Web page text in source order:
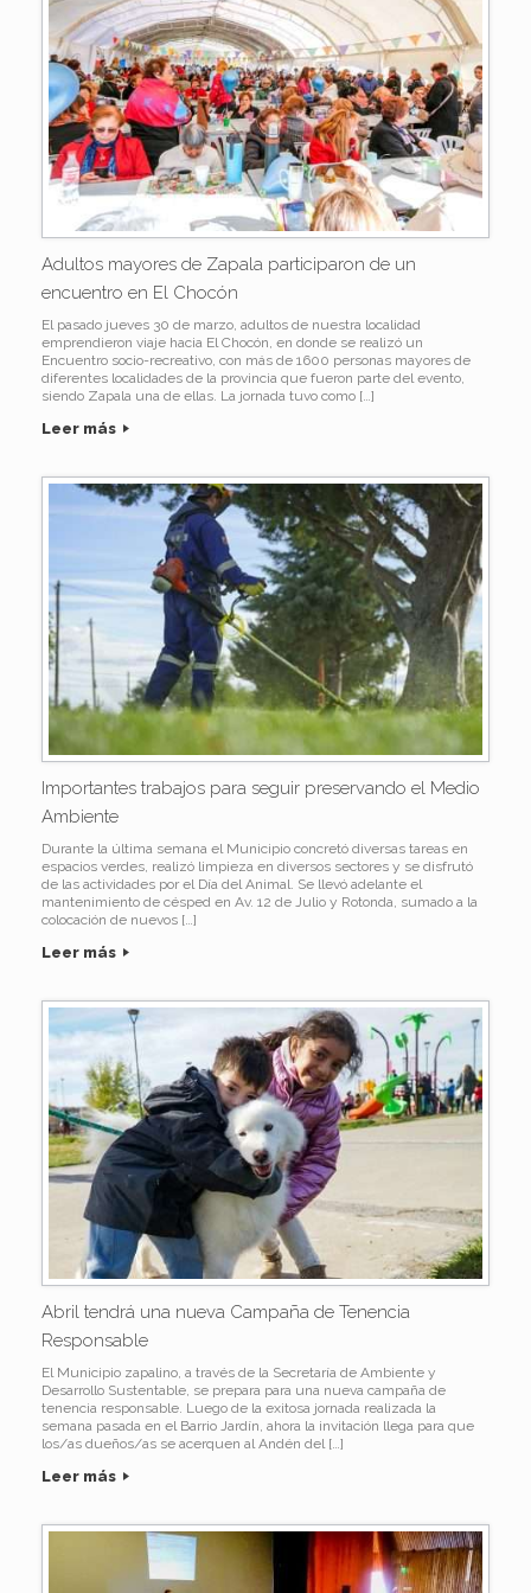
Adultos mayores de Zapala participaron de un
encuentro en El Chocón
El pasado jueves 30 de marzo, adultos de nuestra localidad
emprendieron viaje hacia El Chocón, en donde se realizó un
Encuentro socio-recreativo, con más de 1600 personas mayores de
diferentes localidades de la provincia que fueron parte del evento,
siendo Zapala una de ellas. La jornada tuvo como […]
Leer más
Importantes trabajos para seguir preservando el Medio
Ambiente
Durante la última semana el Municipio concretó diversas tareas en
espacios verdes, realizó limpieza en diversos sectores y se disfrutó
de las actividades por el Día del Animal. Se llevó adelante el
mantenimiento de césped en Av. 12 de Julio y Rotonda, sumado a la
colocación de nuevos […]
Leer más
Abril tendrá una nueva Campaña de Tenencia
Responsable
El Municipio zapalino, a través de la Secretaría de Ambiente y
Desarrollo Sustentable, se prepara para una nueva campaña de
tenencia responsable. Luego de la exitosa jornada realizada la
semana pasada en el Barrio Jardín, ahora la invitación llega para que
los/as dueños/as se acerquen al Andén del […]
Leer más